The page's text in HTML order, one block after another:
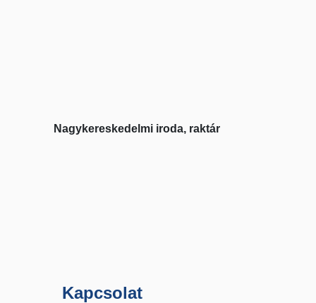
Nagykereskedelmi iroda, raktár
Kapcsolat